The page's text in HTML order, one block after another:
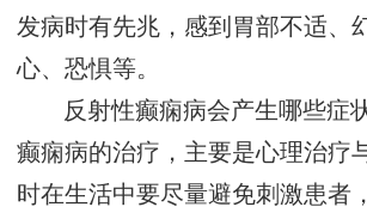
发病时有先兆，感到胃部不适、
心、恐惧等。
反射性癫痫病会产生哪些症
癫痫病的治疗，主要是心理治疗
时在生活中要尽量避免刺激患者